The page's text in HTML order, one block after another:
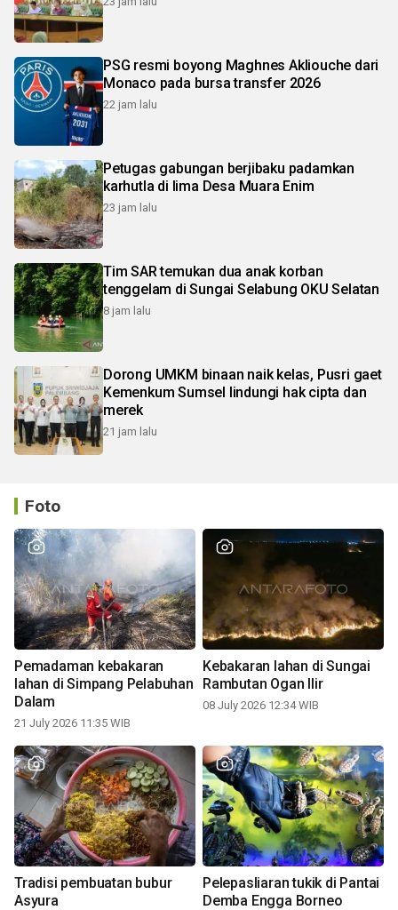
PSG resmi boyong Maghnes Akliouche dari
Monaco pada bursa transfer 2026
22 jam lalu
Petugas gabungan berjibaku padamkan
karhutla di lima Desa Muara Enim
23 jam lalu
Tim SAR temukan dua anak korban
tenggelam di Sungai Selabung OKU Selatan
8 jam lalu
Dorong UMKM binaan naik kelas, Pusri gaet
Kemenkum Sumsel lindungi hak cipta dan
merek
21 jam lalu
Foto
Pemadaman kebakaran
lahan di Simpang Pelabuhan
Dalam
21 July 2026 11:35 WIB
Kebakaran lahan di Sungai
Rambutan Ogan Ilir
08 July 2026 12:34 WIB
Tradisi pembuatan bubur
Asyura
Pelepasliaran tukik di Pantai
Demba Engga Borneo